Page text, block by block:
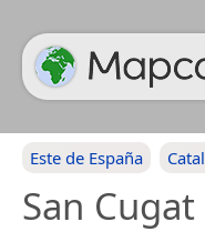
Este de España
San